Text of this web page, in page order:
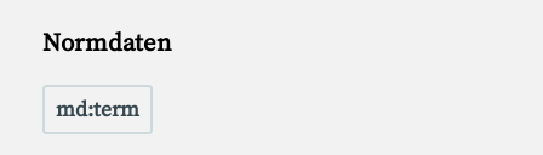
Normdaten
md:term